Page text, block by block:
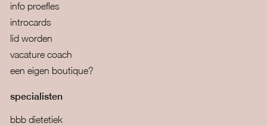
info proefles
introcards
lid worden
vacature coach
een eigen boutique?
specialisten
bbb dietetiek